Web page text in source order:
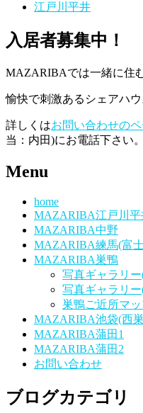
江戸川平井
入居者募集中！
MAZARIBAでは一緒に住
愉快で刺激あるシェアハ
詳しくはお問い合わせの
当：内田)にお電話下さい。
Menu
home
MAZARIBA江戸川平
MAZARIBA中野
MAZARIBA練馬(富
MAZARIBA巣鴨
写真ギャラリ
写真ギャラリ
巣鴨ご近所マ
MAZARIBA池袋(西
MAZARIBA蒲田1
MAZARIBA蒲田2
お問い合わせ
ブログカテゴリ